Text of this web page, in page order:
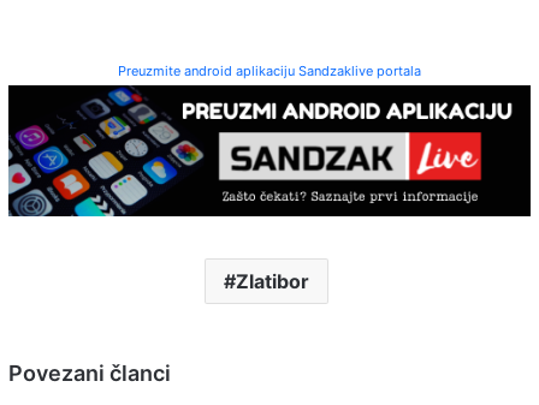
Preuzmite android aplikaciju Sandzaklive portala
Zlatibor
Povezani članci